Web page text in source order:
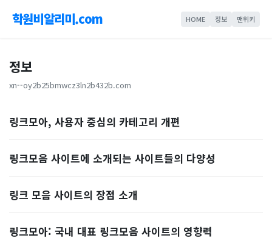
학원비알리미.com HOME 정보 맨위키
정보
xn--oy2b25bmwcz3ln2b432b.com
링크모아, 사용자 중심의 카테고리 개편
링크모음 사이트에 소개되는 사이트들의 다양성
링크 모음 사이트의 장점 소개
링크모아: 국내 대표 링크모음 사이트의 영향력